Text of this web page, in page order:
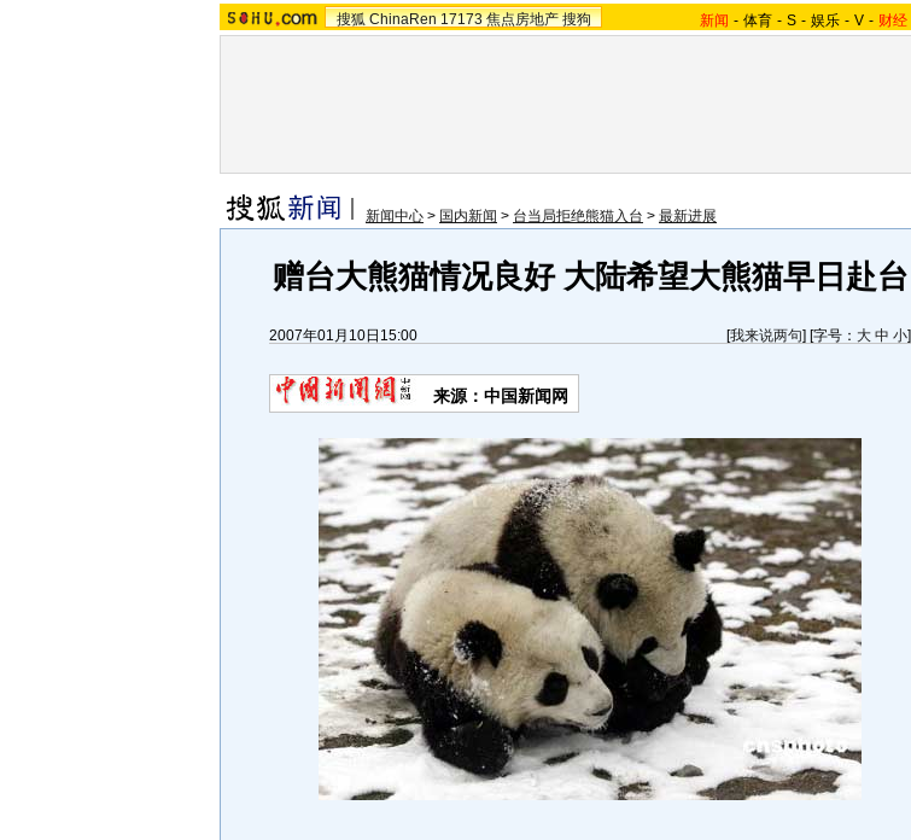
搜狐 ChinaRen 17173 焦点房地产 搜狗 新闻 - 体育 - S - 娱乐 - V - 财经
新闻中心 > 国内新闻 > 台当局拒绝熊猫入台 > 最新进展
赠台大熊猫情况良好 大陆希望大熊猫早日赴台
2007年01月10日15:00 [我来说两句] [字号： 大 中 小]
来源：中国新闻网